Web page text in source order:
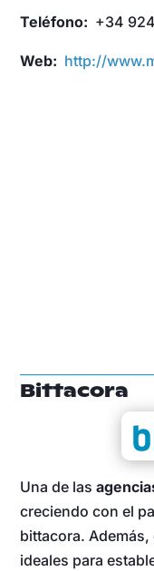
Teléfono: +34
Web: http://
Bittacora
Una de las
creciendo con el
bittacora.
ideales para